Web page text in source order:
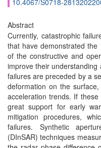
10.4067/S0718-
Abstract
Currently, catastrophic
that have demonstrated
of the constructive and
improve their
failures are preceded by a
deformation on the
acceleration trends. If
great support for early
mitigation procedures,
failures. Synthetic
(DInSAR) techniques